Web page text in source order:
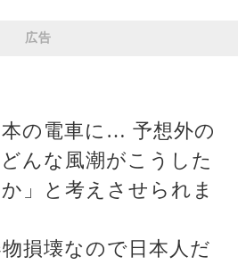
広告
の電車に… 予想外の
んな風潮がこうした
」と考えさせられま
損壊なので日本人だ